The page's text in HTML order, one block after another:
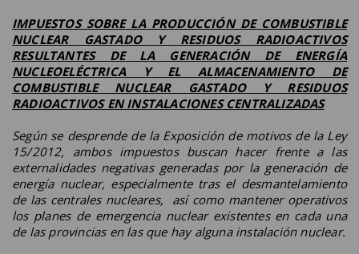
IMPUESTOS SOBRE LA PRODUCCIÓN DE COMBUSTIBLE
NUCLEAR GASTADO Y RESIDUOS RADIOACTIVOS
RESULTANTES DE LA GENERACIÓN DE ENERGÍA
NUCLEOELÉCTRICA Y EL ALMACENAMIENTO DE
COMBUSTIBLE NUCLEAR GASTADO Y RESIDUOS
RADIOACTIVOS EN INSTALACIONES CENTRALIZADAS
Según se desprende de la Exposición de motivos de la Ley
15/2012, ambos impuestos buscan hacer frente a las
externalidades negativas generadas por la generación de
energía nuclear, especialmente tras el desmantelamiento
de las centrales nucleares, así como mantener operativos
los planes de emergencia nuclear existentes en cada una
de las provincias en las que hay alguna instalación nuclear.